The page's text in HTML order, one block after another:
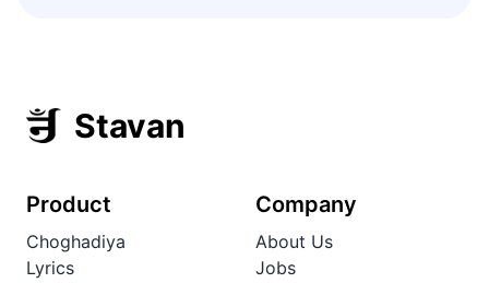
Stavan
Product
Choghadiya
Lyrics
Company
About Us
Jobs